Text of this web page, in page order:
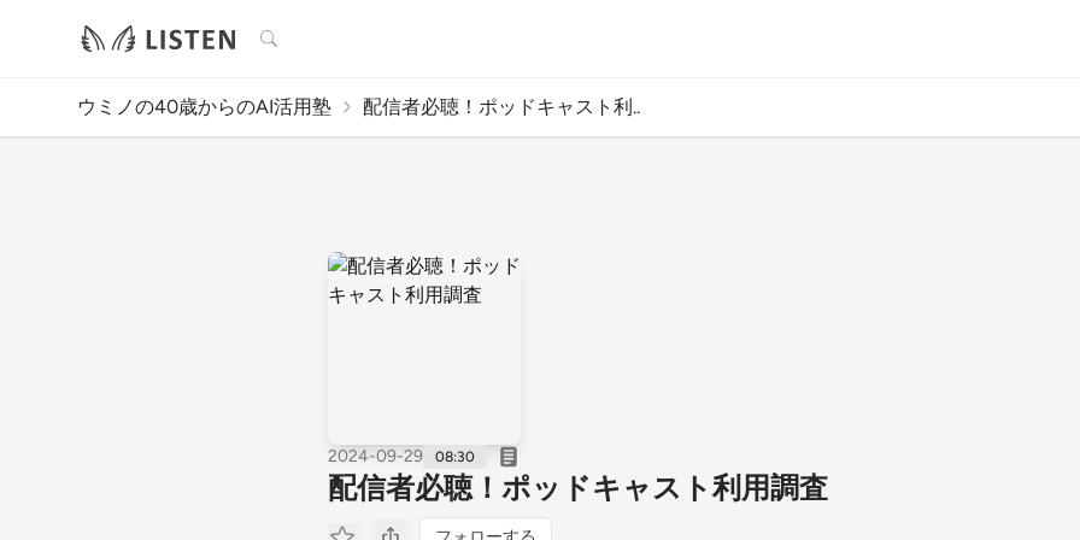
検索
ウミノの40歳からのAI活用塾 配信者必聴！ポッドキャスト利..
2024-09-29 08:30
配信者必聴！ポッドキャスト利用調査